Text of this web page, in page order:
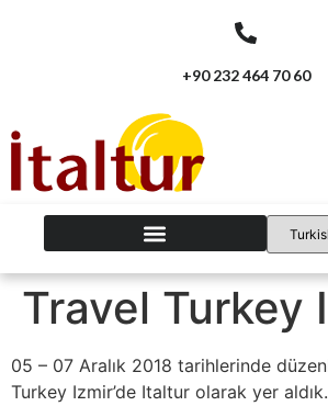
+90 232 464 70 60
Travel Turkey
05 – 07 Aralık 2018 tarihlerinde
Turkey Izmir’de Italtur olarak yer